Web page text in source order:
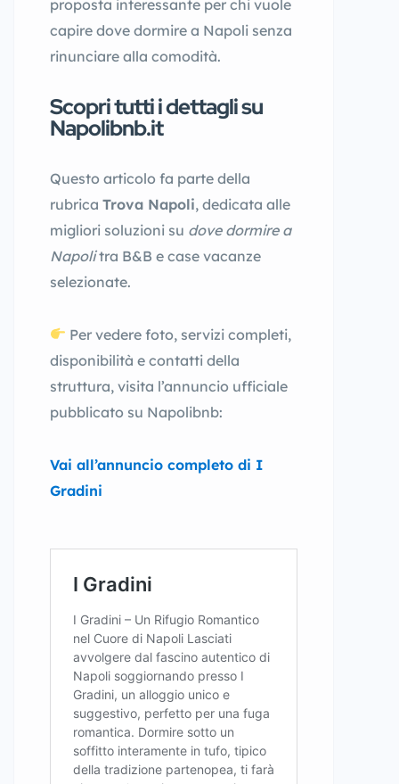
proposta interessante per chi vuole
capire dove dormire a Napoli senza
rinunciare alla comodità.
Scopri tutti i dettagli su
Napolibnb.it
Questo articolo fa parte della
rubrica Trova Napoli, dedicata alle
migliori soluzioni su dove dormire a
Napolitra B&B e case vacanze
selezionate.
Per vedere foto, servizi completi,
disponibilità e contatti della
struttura, visita l’annuncio ufficiale
pubblicato su Napolibnb:
Vai all’annuncio completo di I
Gradini